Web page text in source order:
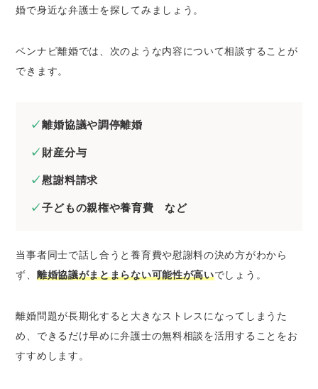
婚で身近な弁護士を探してみましょう。
ベンナビ離婚では、次のような内容について相談することが
できます。
離婚協議や調停離婚
財産分与
慰謝料請求
子どもの親権や養育費 など
当事者同士で話し合うと養育費や慰謝料の決め方がわから
ず、 離婚協議がまとまらない可能性が高いでしょう。
離婚問題が長期化すると大きなストレスになってしまうた
め、できるだけ早めに弁護士の無料相談を活用することをお
すすめします。